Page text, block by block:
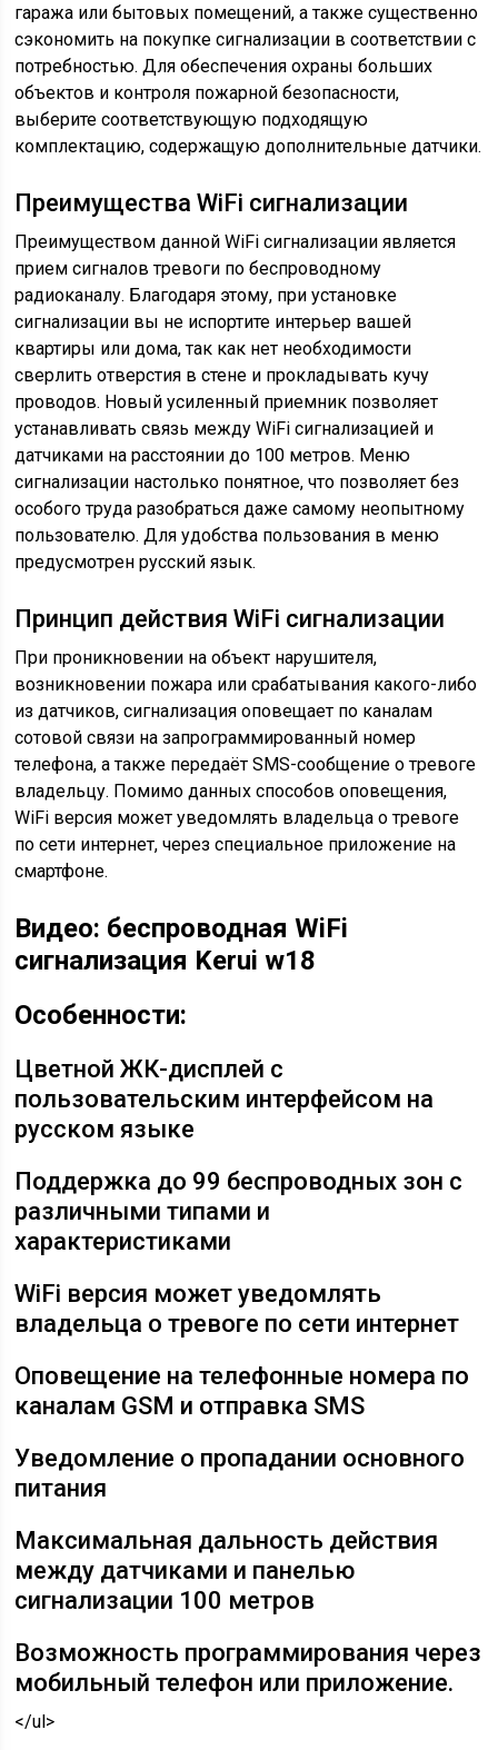
гаража или бытовых помещений, а также существенно
сэкономить на покупке сигнализации в соответствии с
потребностью. Для обеспечения охраны больших
объектов и контроля пожарной безопасности,
выберите соответствующую подходящую
комплектацию, содержащую дополнительные датчики.
Преимущества WiFi сигнализации
Преимуществом данной WiFi сигнализации является
прием сигналов тревоги по беспроводному
радиоканалу. Благодаря этому, при установке
сигнализации вы не испортите интерьер вашей
квартиры или дома, так как нет необходимости
сверлить отверстия в стене и прокладывать кучу
проводов. Новый усиленный приемник позволяет
устанавливать связь между WiFi сигнализацией и
датчиками на расстоянии до 100 метров. Меню
сигнализации настолько понятное, что позволяет без
особого труда разобраться даже самому неопытному
пользователю. Для удобства пользования в меню
предусмотрен русский язык.
Принцип действия WiFi сигнализации
При проникновении на объект нарушителя,
возникновении пожара или срабатывания какого-либо
из датчиков, сигнализация оповещает по каналам
сотовой связи на запрограммированный номер
телефона, а также передаёт SMS-сообщение о тревоге
владельцу. Помимо данных способов оповещения,
WiFi версия может уведомлять владельца о тревоге
по сети интернет, через специальное приложение на
смартфоне.
Видео: беспроводная WiFi
сигнализация Kerui w18
Особенности:
Цветной ЖК-дисплей с
пользовательским интерфейсом на
русском языке
Поддержка до 99 беспроводных зон с
различными типами и
характеристиками
WiFi версия может уведомлять
владельца о тревоге по сети интернет
Оповещение на телефонные номера по
каналам GSM и отправка SMS
Уведомление о пропадании основного
питания
Максимальная дальность действия
между датчиками и панелью
сигнализации 100 метров
Возможность программирования через
мобильный телефон или приложение.
</ul>